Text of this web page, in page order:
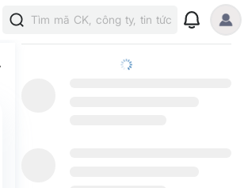
Tìm mã CK, công ty, tin tức